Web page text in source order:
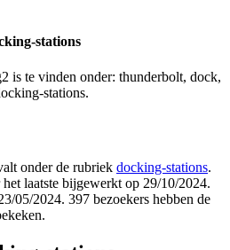
stations
is te vinden onder: thunderbolt, dock,
stations.
onder de rubriek docking-stations.
laatste bijgewerkt op 29/10/2024.
05/2024. 397 bezoekers hebben de